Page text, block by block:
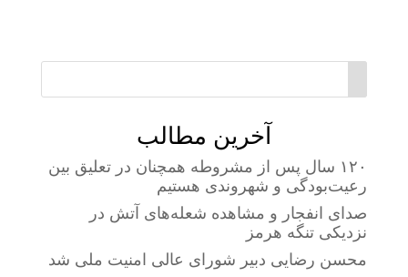
آخرین مطالب
۱۲۰ سال پس از مشروطه همچنان در تعلیق بین
رعیت‌بودگی و شهروندی هستیم
صدای انفجار و مشاهده شعله‌های آتش در
نزدیکی تنگه هرمز
محسن رضایی دبیر شورای عالی امنیت ملی شد